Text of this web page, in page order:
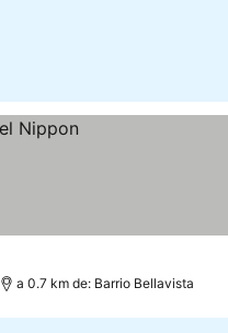
a 0.7 km de: Barrio Bellavista